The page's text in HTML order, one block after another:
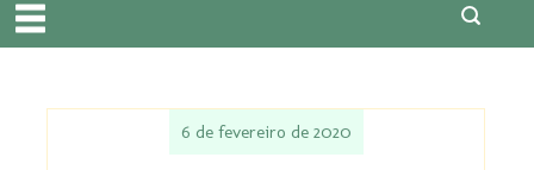
6 de fevereiro de 2020